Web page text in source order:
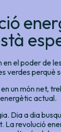
en el poder de
verdes perquè
un món net,
actual.
Dia a dia
revolució